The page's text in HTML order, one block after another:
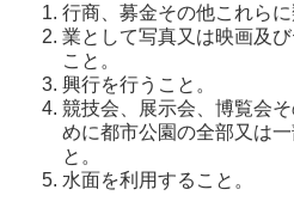
行商、募金その他これら
業として写真又は映画及
こと。
興行を行うこと。
競技会、展示会、博覧会
めに都市公園の全部又は
と。
水面を利用すること。